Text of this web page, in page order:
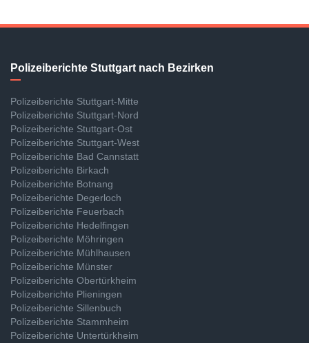
Polizeiberichte Stuttgart nach Bezirken
Polizeiberichte Stuttgart-Mitte
Polizeiberichte Stuttgart-Nord
Polizeiberichte Stuttgart-Ost
Polizeiberichte Stuttgart-West
Polizeiberichte Bad Cannstatt
Polizeiberichte Birkach
Polizeiberichte Botnang
Polizeiberichte Degerloch
Polizeiberichte Feuerbach
Polizeiberichte Hedelfingen
Polizeiberichte Möhringen
Polizeiberichte Mühlhausen
Polizeiberichte Münster
Polizeiberichte Obertürkheim
Polizeiberichte Plieningen
Polizeiberichte Sillenbuch
Polizeiberichte Stammheim
Polizeiberichte Untertürkheim